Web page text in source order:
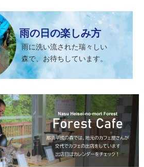
雨の日の楽しみ方
雨に洗い流された瑞々しい
森で、お待ちしています。